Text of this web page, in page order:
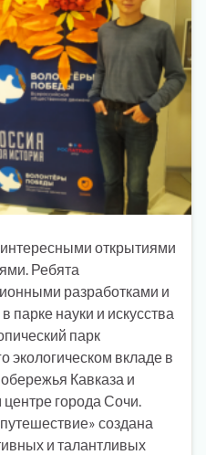
открытиями
Ребята
разработками и
парке науки и искусства
парк
экологическом вкладе в
Кавказа и
города Сочи.
создана
и талантливых